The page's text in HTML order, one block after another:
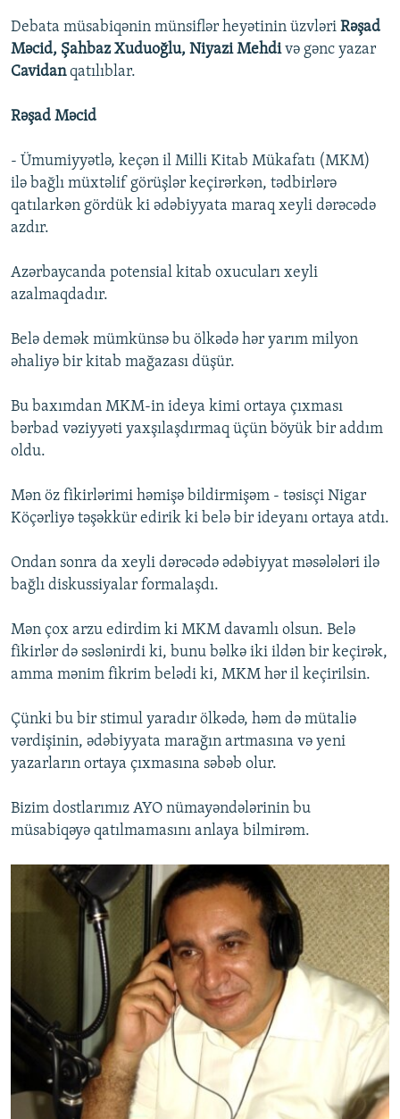
Debata müsabiqənin münsiflər heyətinin üzvləri Rəşad
Məcid, Şahbaz Xuduoğlu, Niyazi Mehdivə gənc yazar
Cavidanqatılıblar.
Rəşad Məcid
- Ümumiyyətlə, keçən il Milli Kitab Mükafatı (MKM)
ilə bağlı müxtəlif görüşlər keçirərkən, tədbirlərə
qatılarkən gördük ki ədəbiyyata maraq xeyli dərəcədə
azdır.
Azərbaycanda potensial kitab oxucuları xeyli
azalmaqdadır.
Belə demək mümkünsə bu ölkədə hər yarım milyon
əhaliyə bir kitab mağazası düşür.
Bu baxımdan MKM-in ideya kimi ortaya çıxması
bərbad vəziyyəti yaxşılaşdırmaq üçün böyük bir addım
oldu.
Mən öz fikirlərimi həmişə bildirmişəm - təsisçi Nigar
Köçərliyə təşəkkür edirik ki belə bir ideyanı ortaya atdı.
Ondan sonra da xeyli dərəcədə ədəbiyyat məsələləri ilə
bağlı diskussiyalar formalaşdı.
Mən çox arzu edirdim ki MKM davamlı olsun. Belə
fikirlər də səslənirdi ki, bunu bəlkə iki ildən bir keçirək,
amma mənim fikrim belədi ki, MKM hər il keçirilsin.
Çünki bu bir stimul yaradır ölkədə, həm də mütaliə
vərdişinin, ədəbiyyata marağın artmasına və yeni
yazarların ortaya çıxmasına səbəb olur.
Bizim dostlarımız AYO nümayəndələrinin bu
müsabiqəyə qatılmamasını anlaya bilmirəm.